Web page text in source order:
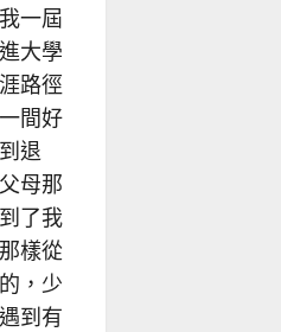
一屆
大學
路徑
間好
退
母那
了我
樣從
，少
到有